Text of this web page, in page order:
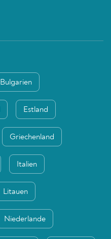
Bulgarien
Estland
Griechenland
Italien
Litauen
Niederlande